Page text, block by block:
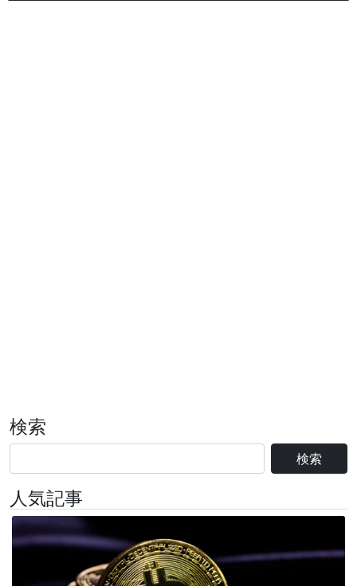
検索
検索
人気記事